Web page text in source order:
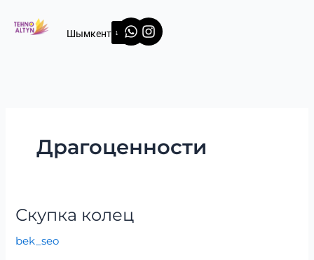
содержимому
Шымкент
Whatsapp
Instagram
Драгоценности
Скупка колец
bek_seo
Скупка